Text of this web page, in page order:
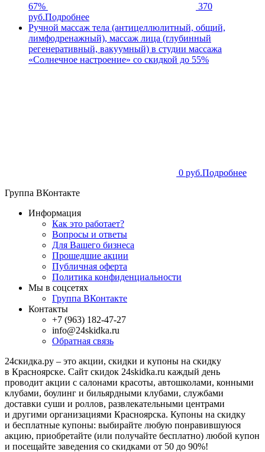
67%
370
руб.Подробнее
Ручной массаж тела (антицеллюлитный, общий,
лимфодренажный), массаж лица (глубинный
регенеративный, вакуумный) в студии массажа
«Солнечное настроение» со скидкой до 55%
0 руб.Подробнее
Группа ВКонтакте
Информация
Как это работает?
Вопросы и ответы
Для Вашего бизнеса
Прошедшие акции
Публичная оферта
Политика конфиденциальности
Мы в соцсетях
Группа ВКонтакте
Контакты
+7 (963) 182-47-27
info@24skidka.ru
Обратная связь
24скидка.ру – это акции, скидки и купоны на скидку
в Красноярске. Сайт скидок 24skidka.ru каждый день
проводит акции с салонами красоты, автошколами, конными
клубами, боулинг и бильярдными клубами, службами
доставки суши и роллов, развлекательными центрами
и другими организациями Красноярска. Купоны на скидку
и бесплатные купоны: выбирайте любую понравившуюся
акцию, приобретайте (или получайте бесплатно) любой купон
и посещайте заведения со скидками от 50 до 90%!